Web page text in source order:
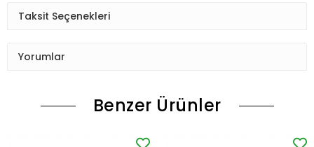
Taksit Seçenekleri
Yorumlar
Benzer Ürünler